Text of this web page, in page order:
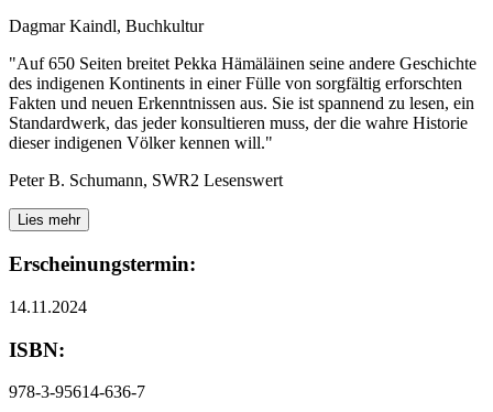
Dagmar Kaindl, Buchkultur
"Auf 650 Seiten breitet Pekka Hämäläinen seine andere Geschichte
des indigenen Kontinents in einer Fülle von sorgfältig erforschten
Fakten und neuen Erkenntnissen aus. Sie ist spannend zu lesen, ein
Standardwerk, das jeder konsultieren muss, der die wahre Historie
dieser indigenen Völker kennen will."
Peter B. Schumann, SWR2 Lesenswert
Lies mehr
Erscheinungstermin:
14.11.2024
ISBN:
978-3-95614-636-7